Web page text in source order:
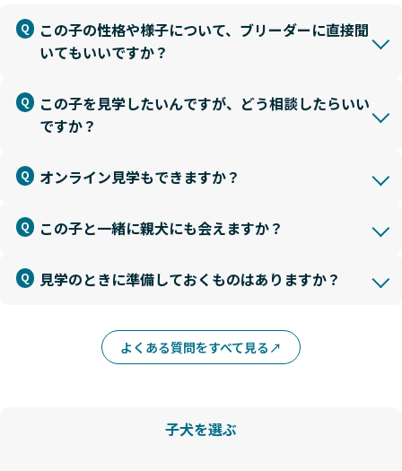
この子の性格や様子について、ブリーダーに直接聞
いてもいいですか？
この子を見学したいんですが、どう相談したらいい
ですか？
オンライン見学もできますか？
この子と一緒に親犬にも会えますか？
見学のときに準備しておくものはありますか？
よくある質問をすべて見る
子犬を選ぶ